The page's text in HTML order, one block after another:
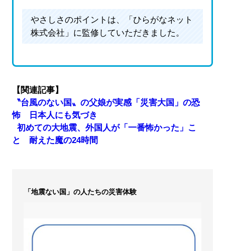
やさしさのポイントは、「ひらがなネット
株式会社」に監修していただきました。
【関連記事】
〝台風のない国〟の父娘が実感「災害大国」の恐
怖 日本人にも気づき
初めての大地震、外国人が「一番怖かった」こ
と 耐えた魔の24時間
「地震ない国」の人たちの災害体験